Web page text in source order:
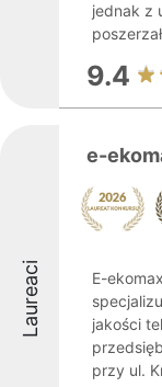
jednak z
9.4
Laureaci
e-
E-
jakości
przy ul.